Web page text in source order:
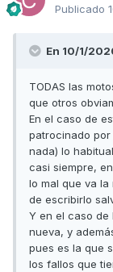
Publicado
En 10/1/
TODAS las
que otros
En el caso de
patrocinado
nada) lo
casi siempre,
lo mal que va
de escribirlo
Y en el caso de
nueva, y
pues es la que
los fallos que